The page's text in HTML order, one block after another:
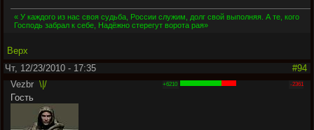
« У каждого из нас своя судьба, России служим, долг свой выполняя. А те, кого
Господь забрал к себе, Надёжно стерегут ворота рая»
Верх
Чт, 12/23/2010 - 17:35
#94
Vezbr \|/
Гость
+6210 -2361